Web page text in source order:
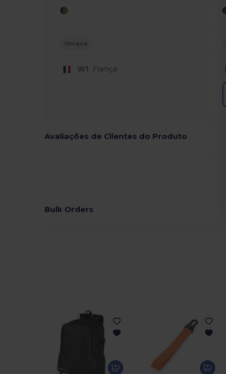
Unique
W1 França
Avaliações de Clientes do Produto
Bulk Orders